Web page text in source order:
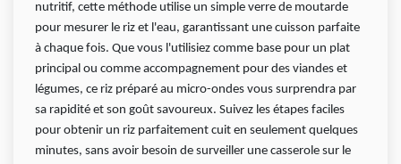
nutritif, cette méthode utilise un simple verre de moutarde
pour mesurer le riz et l'eau, garantissant une cuisson parfaite
à chaque fois. Que vous l'utilisiez comme base pour un plat
principal ou comme accompagnement pour des viandes et
légumes, ce riz préparé au micro-ondes vous surprendra par
sa rapidité et son goût savoureux. Suivez les étapes faciles
pour obtenir un riz parfaitement cuit en seulement quelques
minutes, sans avoir besoin de surveiller une casserole sur le